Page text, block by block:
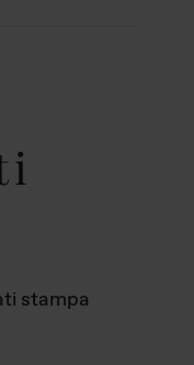
stampa